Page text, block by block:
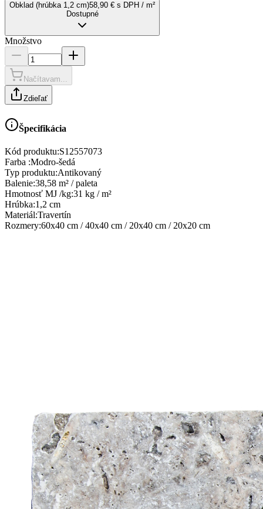
Obklad (hrúbka 1,2 cm)58,90 € s DPH / m²
Dostupné
Množstvo
Načítavam...
Zdieľať
Špecifikácia
Kód produktu:S12557073
Farba :Modro-šedá
Typ produktu:Antikovaný
Balenie:38,58 m² / paleta
Hmotnosť MJ /kg:31 kg / m²
Hrúbka:1,2 cm
Materiál:Travertín
Rozmery:60x40 cm / 40x40 cm / 20x40 cm / 20x20 cm